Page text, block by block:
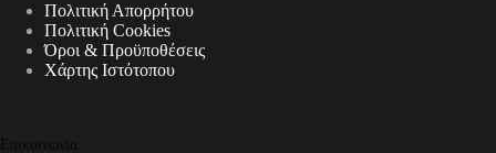
Πολιτική Απορρήτου
Πολιτική Cookies
Όροι & Προϋποθέσεις
Χάρτης Ιστότοπου
Επικοινωνία